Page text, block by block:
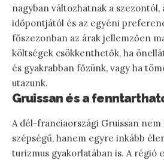
nagyban változhatnak a szezontól,
időpontjától és az egyéni
főszezonban az árak jellemzően
költségek csökkenthetők, ha
és gyakrabban főzünk, vagy ha
utazunk.
Gruissan és a
A dél-franciaországi Gruissan nem
szépségű, hanem egyre inkább
turizmus gyakorlatában is. A régió